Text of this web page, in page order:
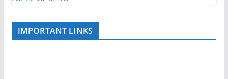
IMPORTANT LINKS